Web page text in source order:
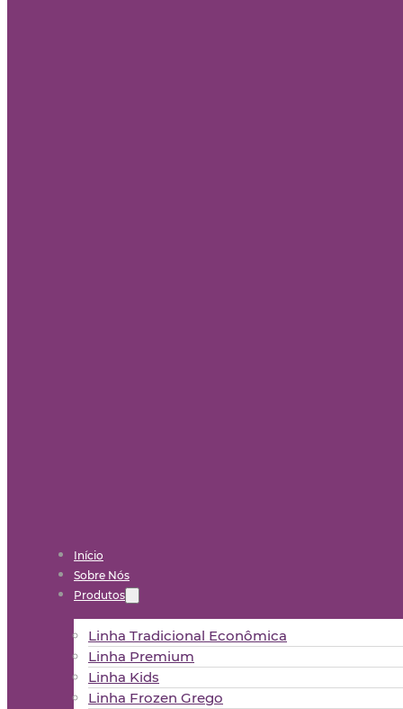
Início
Sobre Nós
Produtos
Linha Tradicional Econômica
Linha Premium
Linha Kids
Linha Frozen Grego